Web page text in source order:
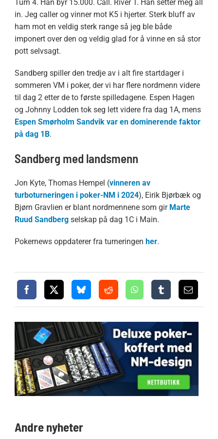
Turn 4. Han byr 15.000. Call. River T. Han setter meg all
in. Jeg caller og vinner mot K5 i hjerter. Sterk bluff av
ham mot en veldig sterk range så jeg ble både
imponert over den og veldig glad for å vinne en så stor
pott selvsagt.
Sandberg spiller den tredje av i alt fire startdager i
sommeren VM i poker, der vi har flere nordmenn videre
til dag 2 etter de to første spilledagene. Espen Hagen
og Johnny Lodden tok seg lett videre fra dag 1A, mens
Espen Smørholm Sandvik var en dominerende faktor
på dag 1B.
Sandberg med landsmenn
Jon Kyte, Thomas Hempel (vinneren av
turboturneringen i poker-NM i 2024), Eirik Bjørbæk og
Bjørn Gravlien er blant nordmennene som gir Marte
Ruud Sandbergselskap på dag 1C i Main.
Pokernews oppdaterer fra turneringen her.
Andre nyheter